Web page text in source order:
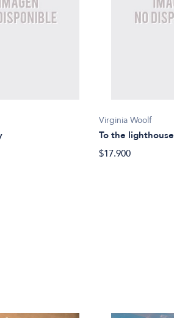
Virginia Woolf
To the lighthouse
$17.900